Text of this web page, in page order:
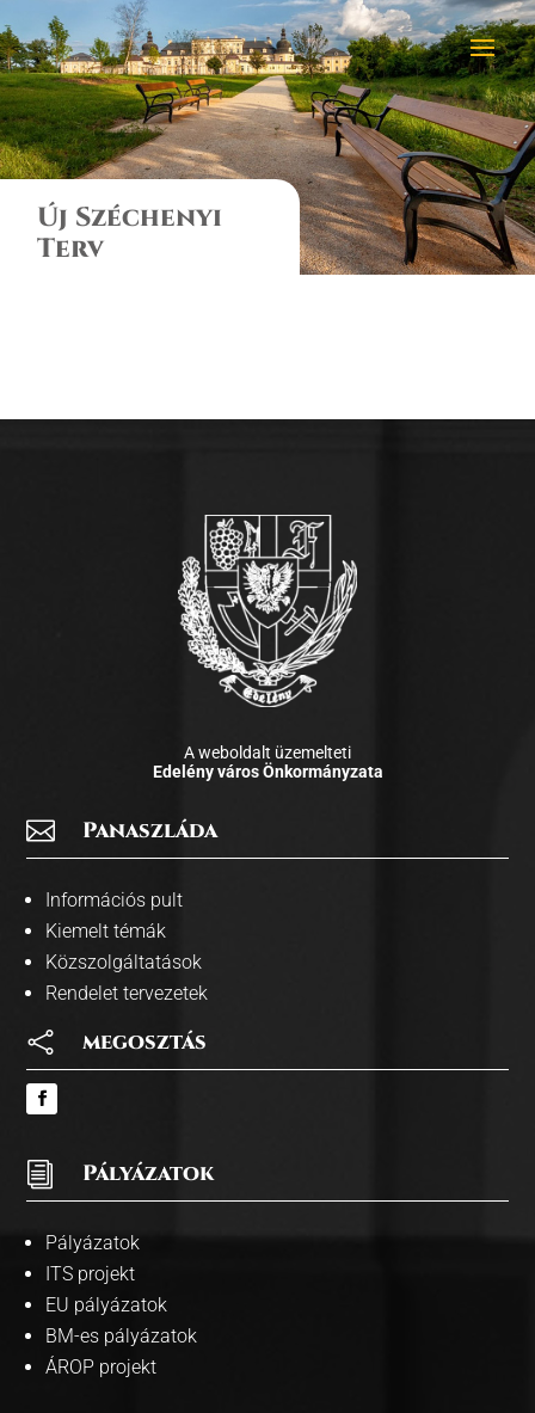
Új Széchenyi
Terv
A weboldalt üzemelteti
Edelény város Önkormányzata
 Panaszláda
Információs pult
Kiemelt témák
Közszolgáltatások
Rendelet tervezetek
 megosztás
i Pályázatok
Pályázatok
ITS projekt
EU pályázatok
BM-es pályázatok
ÁROP projekt